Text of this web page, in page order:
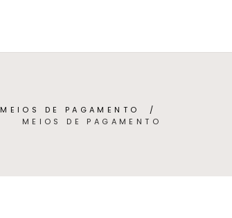
MEIOS DE PAGAMENTO
/
MEIOS DE PAGAMENTO